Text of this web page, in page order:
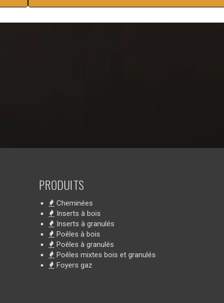
PRODUITS
Cheminées
Inserts à bois
Inserts à granulés
Poêles à bois
Poêles à granulés
Poêles mixtes bois et granulés
Foyers gaz